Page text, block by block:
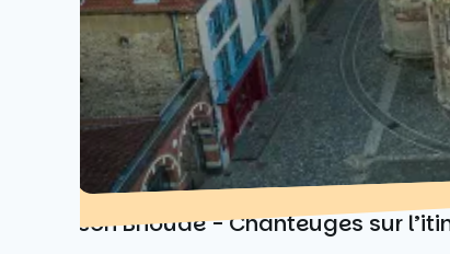
Liaison Brioude - Chanteuges sur